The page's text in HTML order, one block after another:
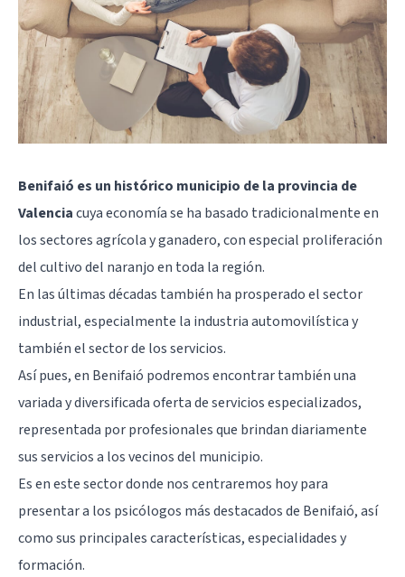
Benifaió es un histórico municipio de la provincia de
Valenciacuya economía se ha basado tradicionalmente en
los sectores agrícola y ganadero, con especial proliferación
del cultivo del naranjo en toda la región.
En las últimas décadas también ha prosperado el sector
industrial, especialmente la industria automovilística y
también el sector de los servicios.
Así pues, en Benifaió podremos encontrar también una
variada y diversificada oferta de servicios especializados,
representada por profesionales que brindan diariamente
sus servicios a los vecinos del municipio.
Es en este sector donde nos centraremos hoy para
presentar a los psicólogos más destacados de Benifaió, así
como sus principales características, especialidades y
formación.